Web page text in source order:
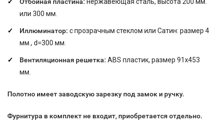
или 300 мм.
Иллюминатор: с прозрачным стеклом или Сатин: размер 4
мм., d=300 мм.
Вентиляционная решетка: ABS пластик, размер 91x453
мм.
Полотно имеет заводскую зарезку под замок и ручку.
Фурнитура в комплект не входит, приобретается отдельно.